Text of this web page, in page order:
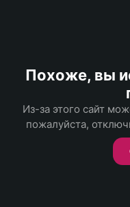
Похоже, вы
Из-за этого сайт
пожалуйста,